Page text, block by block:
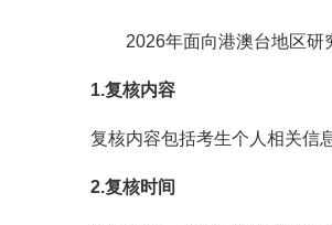
2026年面向港澳台地区研
1.复核内容
复核内容包括考生个人相关信
2.复核时间